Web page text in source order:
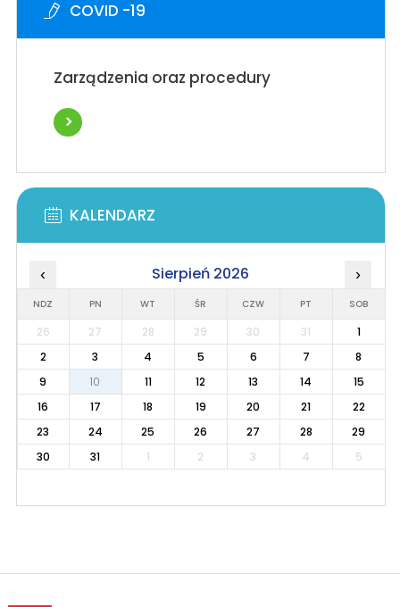
COVID -19
Zarządzenia oraz procedury
KALENDARZ
‹ Sierpień 2026 ›
NDZ PN WT ŚR CZW PT SOB
26 27 28 29 30 31
1
2
3 4 5 6 7
8
9
10 11 12 13 14
15
16
17 18 19 20 21
22
23
24 25 26 27 28
29
30
31 1 2 3 4 5